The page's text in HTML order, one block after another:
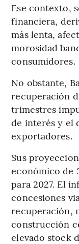
Ese contexto,
financiera,
más lenta,
morosidad
consumidores.
No obstante,
recuperación
trimestres
de interés y el
exportadores.
Sus
económico de
para 2027. El
concesiones
recuperación,
construcción
elevado stock